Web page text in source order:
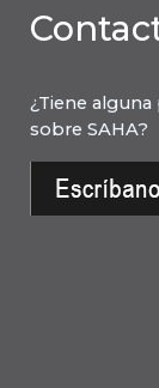
¿Tiene
sobre SAHA?